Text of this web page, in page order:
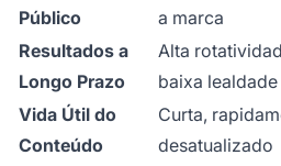
Público
a marca
Resultados a
Longo Prazo
Alta
baixa lealdade
Vida Útil do
Conteúdo
Curta,
desatualizado